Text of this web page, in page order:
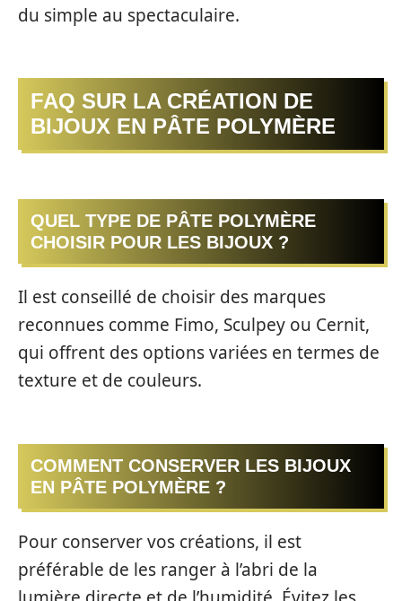
du simple au spectaculaire.
FAQ SUR LA CRÉATION DE
BIJOUX EN PÂTE POLYMÈRE
QUEL TYPE DE PÂTE POLYMÈRE
CHOISIR POUR LES BIJOUX ?
Il est conseillé de choisir des marques
reconnues comme Fimo, Sculpey ou Cernit,
qui offrent des options variées en termes de
texture et de couleurs.
COMMENT CONSERVER LES BIJOUX
EN PÂTE POLYMÈRE ?
Pour conserver vos créations, il est
préférable de les ranger à l’abri de la